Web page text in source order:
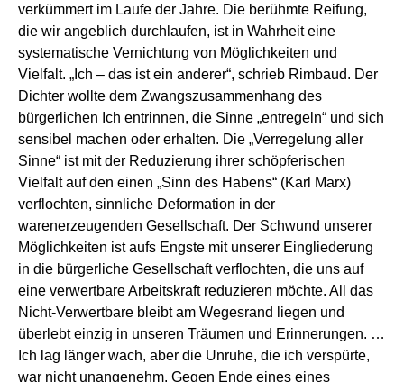
verkümmert im Laufe der Jahre. Die berühmte Reifung,
die wir angeblich durchlaufen, ist in Wahrheit eine
systematische Vernichtung von Möglichkeiten und
Vielfalt. „Ich – das ist ein anderer“, schrieb Rimbaud. Der
Dichter wollte dem Zwangszusammenhang des
bürgerlichen Ich entrinnen, die Sinne „entregeln“ und sich
sensibel machen oder erhalten. Die „Verregelung aller
Sinne“ ist mit der Reduzierung ihrer schöpferischen
Vielfalt auf den einen „Sinn des Habens“ (Karl Marx)
verflochten, sinnliche Deformation in der
warenerzeugenden Gesellschaft. Der Schwund unserer
Möglichkeiten ist aufs Engste mit unserer Eingliederung
in die bürgerliche Gesellschaft verflochten, die uns auf
eine verwertbare Arbeitskraft reduzieren möchte. All das
Nicht-Verwertbare bleibt am Wegesrand liegen und
überlebt einzig in unseren Träumen und Erinnerungen. …
Ich lag länger wach, aber die Unruhe, die ich verspürte,
war nicht unangenehm. Gegen Ende eines eines